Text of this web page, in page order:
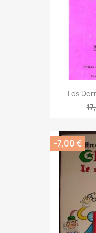
Les
-7,00 €